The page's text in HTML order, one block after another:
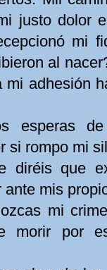
justo dolor
mi
al
adhesión
esperas
si rompo mi
diréis que
mis
mi
morir por